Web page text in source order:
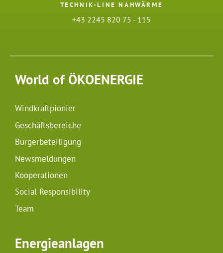
TECHNIK-LINE NAHWÄRME
+43 2245 820 75 - 115
World of ÖKOENERGIE
Windkraftpionier
Geschäftsbereiche
Bürgerbeteiligung
Newsmeldungen
Kooperationen
Social Responsibility
Team
Energieanlagen